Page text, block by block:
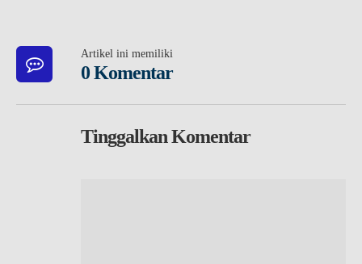
Artikel ini memiliki
0 Komentar
Tinggalkan Komentar